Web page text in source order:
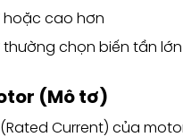
hoặc cao hơn
thường chọn biến tần
(Mô tơ)
Current) của